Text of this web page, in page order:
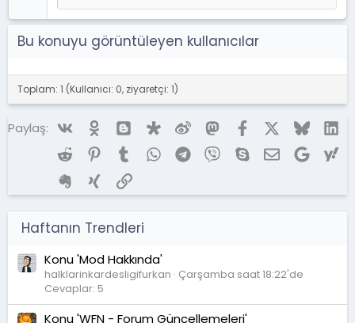
Bu konuyu görüntüleyen kullanıcılar
Toplam: 1 (Kullanıcı: 0, ziyaretçi: 1)
Paylaş: Vk BloggerDiaspora
Weibo MastodonFacebookX (Twitter)
Bluesky
Reddit Pinterest
TumblrWhatsAppTelegram
ViberSkypeE-postaGoogle
Evernote
Xing Link
Haftanın Trendleri
Konu 'Mod Hakkında'
halklarinkardesligifurkan Çarşamba saat 18:22'de
Cevaplar: 5
Konu 'WFN - Forum Güncellemeleri'